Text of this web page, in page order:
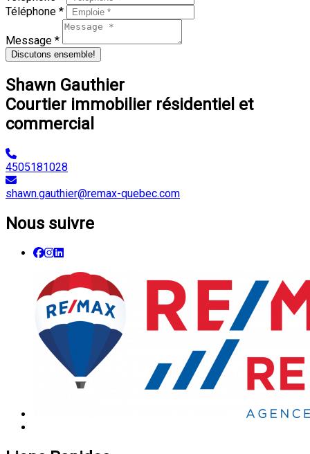
Téléphone *
Message *
Discutons ensemble!
Shawn Gauthier
Courtier immobilier résidentiel et
commercial
4505181028
shawn.gauthier@remax-quebec.com
Nous suivre